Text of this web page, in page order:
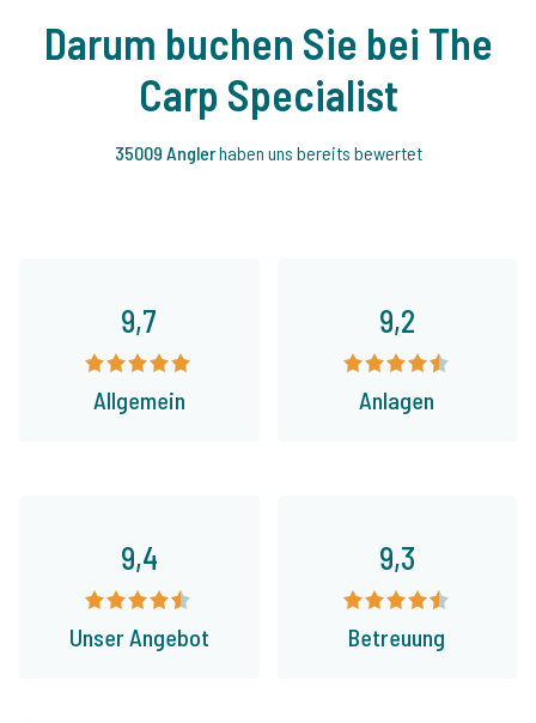
Darum buchen Sie bei The
Carp Specialist
35009 Anglerhaben uns bereits bewertet
9,7
Allgemein
9,2
Anlagen
9,4
Unser Angebot
9,3
Betreuung